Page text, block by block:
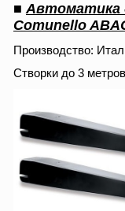
■Автоматика
Comunello
Производство:
Створки до 3